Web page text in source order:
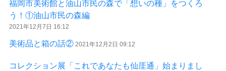
福岡市美術館と油山市民の森で「想いの種」をつくろ
う！①油山市民の森編
2021年12月7日 16:12
美術品と箱の話② 2021年12月2日 09:12
コレクション展「これであなたも仙厓通」始まりまし